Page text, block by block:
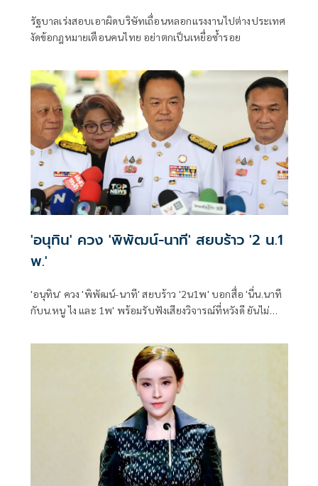
รัฐบาลเร่งสอบเอาผิดบริษัทเถื่อนหลอกแรงงานไปต่างประเทศ
งัดข้อกฎหมายเตือนคนไทย อย่าตกเป็นเหยื่อซ้ำรอย
'อนุทิน' ควง 'พิพัฒน์-นาที' สยบร้าว '2 น.1
พ.'
'อนุทิน' ควง 'พิพัฒน์-นาที' สยบร้าว '2น1พ' บอกสื่อ 'นี่น.นาที
กับน.หนู ไง และ 1พ' พร้อมรับฟังเสียงวิจารณ์ที่หวังดี ยันไม่